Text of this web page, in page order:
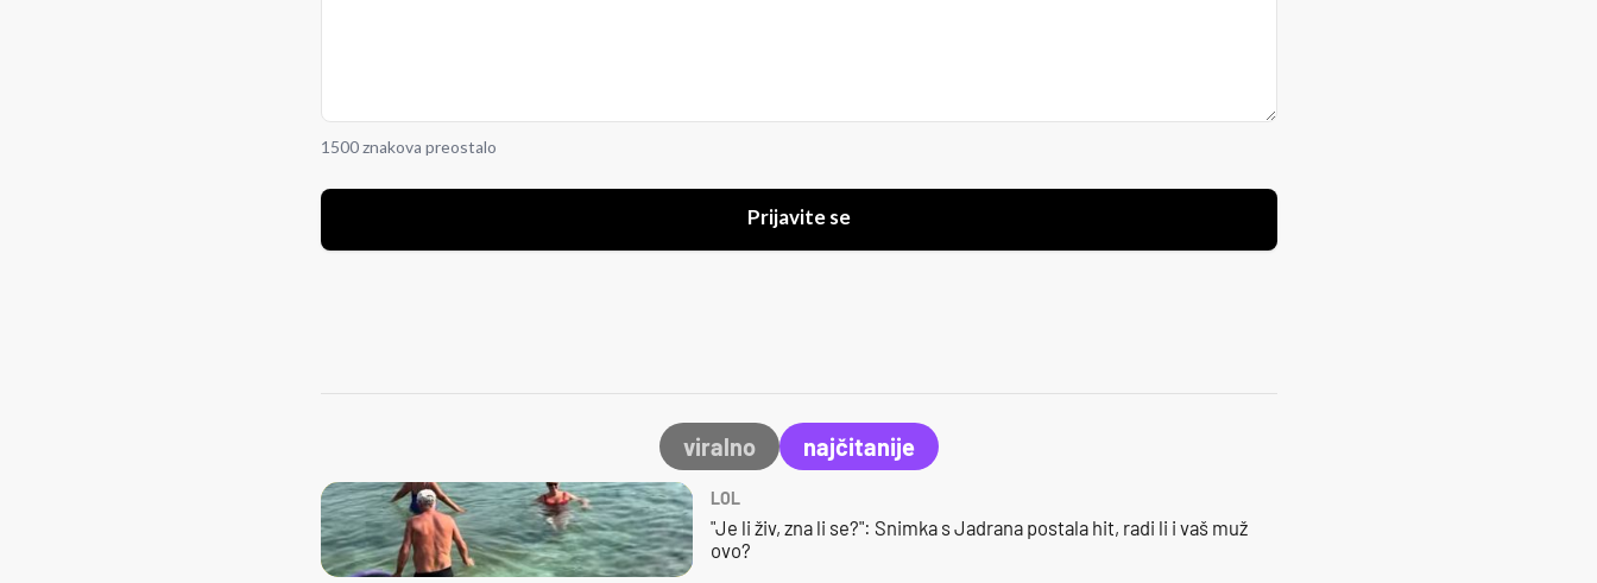
1500 znakova preostalo
Prijavite se
viralno najčitanije
LOL
"Je li živ, zna li se?": Snimka s Jadrana postala hit, radi li i vaš muž
ovo?